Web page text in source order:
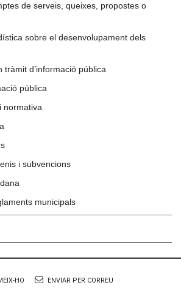
de serveis, queixes, propostes o
sobre el desenvolupament dels
tràmit d’informació pública
pública
normativa
i subvencions
municipals
HO ENVIAR PER CORREU